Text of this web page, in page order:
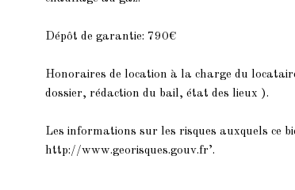
Dépôt de garantie: 790€
Honoraires de location à la charge du
dossier, rédaction du bail, état des lieux ).
Les informations sur les risques auxquels ce
http://www.georisques.gouv.fr’.